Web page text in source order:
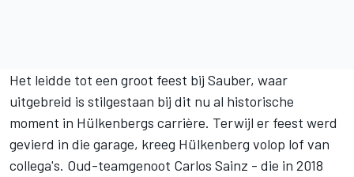
Het leidde tot een groot feest bij Sauber, waar
uitgebreid is stilgestaan bij dit nu al historische
moment in Hülkenbergs carrière. Terwijl er feest werd
gevierd in die garage, kreeg Hülkenberg volop lof van
collega's. Oud-teamgenoot Carlos Sainz - die in 2018